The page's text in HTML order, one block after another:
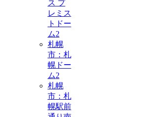
ス プ
レミス
トドー
ム2
札幌
市：札
幌ドー
ム2
札幌
市：札
幌駅前